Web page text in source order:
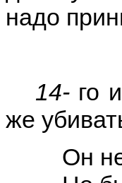
надо
14- го
же
Он